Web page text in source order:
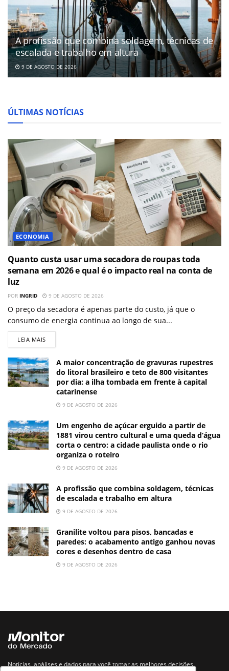
A profissão que combina soldagem, técnicas de
escalada e trabalho em altura
9 DE AGOSTO DE 2026
ÚLTIMAS NOTÍCIAS
ECONOMIA
Quanto custa usar uma secadora de roupas toda
semana em 2026 e qual é o impacto real na conta de
luz
POR INGRID 9 DE AGOSTO DE 2026
O preço da secadora é apenas parte do custo, já que o
consumo de energia continua ao longo de sua...
LEIA MAIS
A maior concentração de gravuras rupestres
do litoral brasileiro e teto de 800 visitantes
por dia: a ilha tombada em frente à capital
catarinense
9 DE AGOSTO DE 2026
Um engenho de açúcar erguido a partir de
1881 virou centro cultural e uma queda d’água
corta o centro: a cidade paulista onde o rio
organiza o roteiro
9 DE AGOSTO DE 2026
A profissão que combina soldagem, técnicas
de escalada e trabalho em altura
9 DE AGOSTO DE 2026
Granilite voltou para pisos, bancadas e
paredes: o acabamento antigo ganhou novas
cores e desenhos dentro de casa
9 DE AGOSTO DE 2026
Notícias, análises e dados para você tomar as melhores decisões.